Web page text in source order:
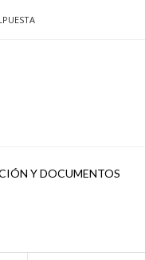
Y DOCUMENTOS